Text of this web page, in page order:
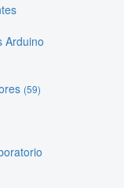
Arduino
(59)